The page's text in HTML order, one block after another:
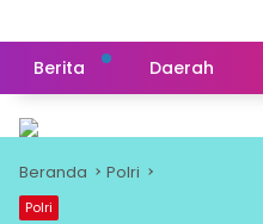
Berita Daerah
Beranda Polri
Polri